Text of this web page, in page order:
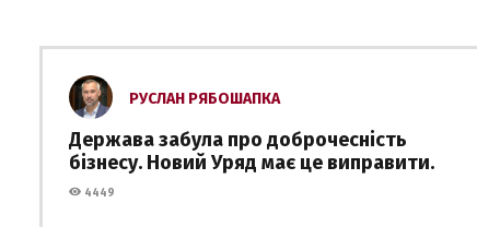
РУСЛАН РЯБОШАПКА
Держава забула про доброчесність
бізнесу. Новий Уряд має це виправити.
4449